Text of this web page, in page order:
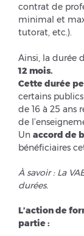
contrat de
minimal et
tutorat, etc.).
Ainsi, la durée
12 mois.
Cette durée
certains
de 16 à 25 ans
de
Un accord de
bénéficiaires
À savoir : La
durées.
L’action de
partie :